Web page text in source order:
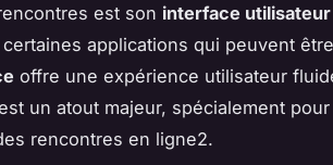
est son interface
applications qui peuvent
offre une expérience utilisateur
un atout majeur, spécialement
rencontres en ligne2.